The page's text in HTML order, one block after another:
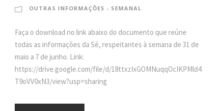
OUTRAS INFORMAÇÕES - SEMANAL
Faça o download no link abaixo do documento que reúne
todas as informações da Sé, respeitantes à semana de 31 de
maio a 7 de junho. Link:
https://drive.google.com/file/d/18ttxzIxGOMNuqqOcIKPMld4
T9oVV0xN3/view?usp=sharing